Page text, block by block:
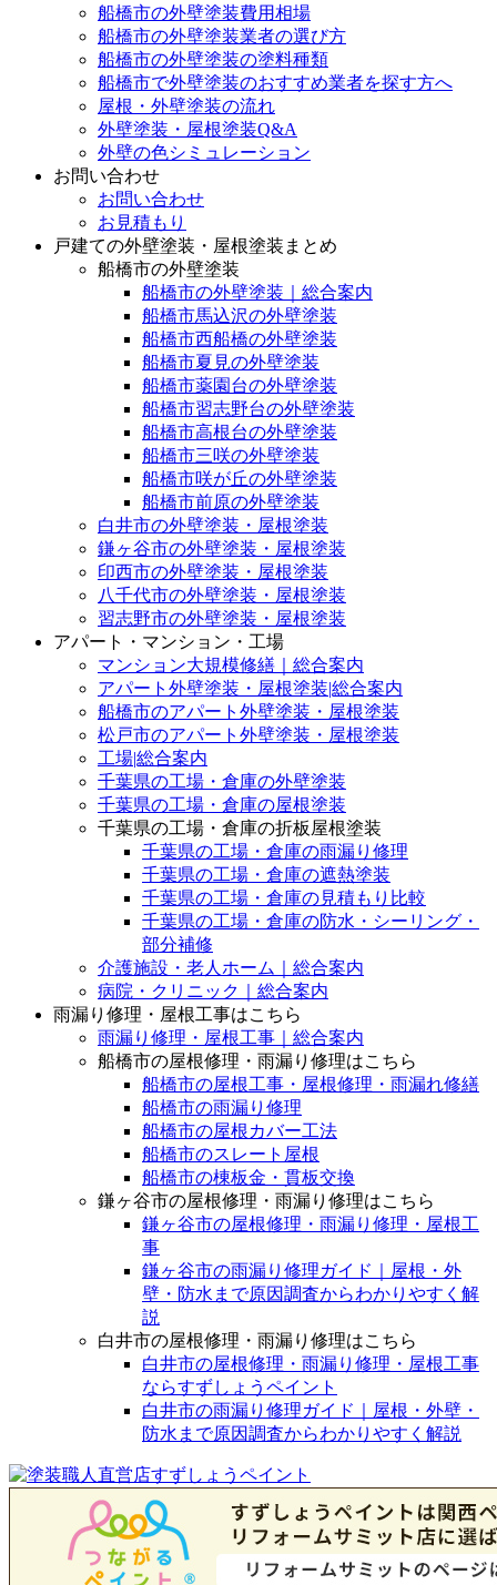
船橋市の外壁塗装費用相場
船橋市の外壁塗装業者の選び方
船橋市の外壁塗装の塗料種類
船橋市で外壁塗装のおすすめ業者を探す方へ
屋根・外壁塗装の流れ
外壁塗装・屋根塗装Q&A
外壁の色シミュレーション
お問い合わせ
お問い合わせ
お見積もり
戸建ての外壁塗装・屋根塗装まとめ
船橋市の外壁塗装
船橋市の外壁塗装｜総合案内
船橋市馬込沢の外壁塗装
船橋市西船橋の外壁塗装
船橋市夏見の外壁塗装
船橋市薬園台の外壁塗装
船橋市習志野台の外壁塗装
船橋市高根台の外壁塗装
船橋市三咲の外壁塗装
船橋市咲が丘の外壁塗装
船橋市前原の外壁塗装
白井市の外壁塗装・屋根塗装
鎌ヶ谷市の外壁塗装・屋根塗装
印西市の外壁塗装・屋根塗装
八千代市の外壁塗装・屋根塗装
習志野市の外壁塗装・屋根塗装
アパート・マンション・工場
マンション大規模修繕｜総合案内
アパート外壁塗装・屋根塗装|総合案内
船橋市のアパート外壁塗装・屋根塗装
松戸市のアパート外壁塗装・屋根塗装
工場|総合案内
千葉県の工場・倉庫の外壁塗装
千葉県の工場・倉庫の屋根塗装
千葉県の工場・倉庫の折板屋根塗装
千葉県の工場・倉庫の雨漏り修理
千葉県の工場・倉庫の遮熱塗装
千葉県の工場・倉庫の見積もり比較
千葉県の工場・倉庫の防水・シーリング・
部分補修
介護施設・老人ホーム｜総合案内
病院・クリニック｜総合案内
雨漏り修理・屋根工事はこちら
雨漏り修理・屋根工事｜総合案内
船橋市の屋根修理・雨漏り修理はこちら
船橋市の屋根工事・屋根修理・雨漏れ修繕
船橋市の雨漏り修理
船橋市の屋根カバー工法
船橋市のスレート屋根
船橋市の棟板金・貫板交換
鎌ヶ谷市の屋根修理・雨漏り修理はこちら
鎌ヶ谷市の屋根修理・雨漏り修理・屋根工
事
鎌ヶ谷市の雨漏り修理ガイド｜屋根・外
壁・防水まで原因調査からわかりやすく解
説
白井市の屋根修理・雨漏り修理はこちら
白井市の屋根修理・雨漏り修理・屋根工事
ならすずしょうペイント
白井市の雨漏り修理ガイド｜屋根・外壁・
防水まで原因調査からわかりやすく解説